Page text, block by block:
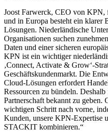
Joost Farwerck, CEO von KPN,
und in Europa besteht ein klarer
Lösungen. Niederländische
Organisationen suchen
Daten und einer sicheren
KPN ist ein wichtiger
‚Connect, Activate & Grow‘-
Geschäftskundenmarkt. Die
Cloud-Lösungen erfordert
Ressourcen zu bündeln.
Partnerschaft bekannt zu geben.
wichtigen Schritt nach vorne,
Kunden, unsere KPN-Expertise
STACKIT kombinieren.“